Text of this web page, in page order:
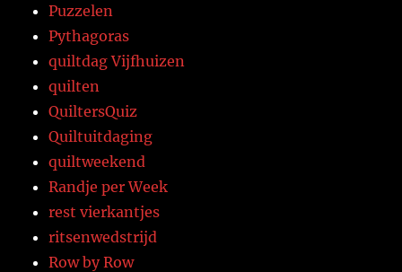
Puzzelen
Pythagoras
quiltdag Vijfhuizen
quilten
QuiltersQuiz
Quiltuitdaging
quiltweekend
Randje per Week
rest vierkantjes
ritsenwedstrijd
Row by Row